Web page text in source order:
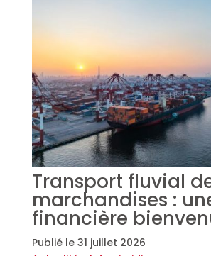
Transport fluvial
marchandises :
financière
Publié le 31 juillet 2026